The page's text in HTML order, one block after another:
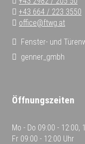
+43 664 / 223 3550
office@ftwg.at
Fenster- und
genner_gmbh
Öffnungszeiten
Mo - Do 09:00 - 12:00,
Fr 09:00 - 12:00 Uhr